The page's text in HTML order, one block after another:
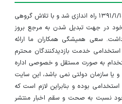
سایت ایران استخدام در تاریخ ۱۳۹۱/۱/۱۰ راه اندازی شد و با تلاش گروهی
خود در جهت تبدیل شدن به مرجع بروز
سعی همیشگی همکاران ما ارائه
خدمت بازدیدکنندگان محترم
به صورت مستقل و خصوصی اداره
یا سازمان دولتی نمی باشد، این سایت
بوده و بنابراین لازم است که
نسبت به صحت و سقم اخبار منتشر